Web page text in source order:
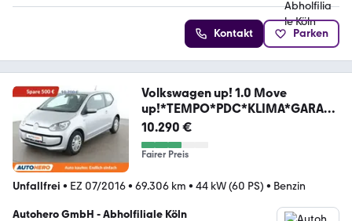
Kontakt Parken
Volkswagen up! 1.0 Move
up!*TEMPO*PDC*KLIMA*GARANT
IE*
10.290 €
Fairer Preis
Unfallfrei • EZ 07/2016• 69.306 km • 44 kW (60 PS) • Benzin
Autohero GmbH - Abholfiliale Köln